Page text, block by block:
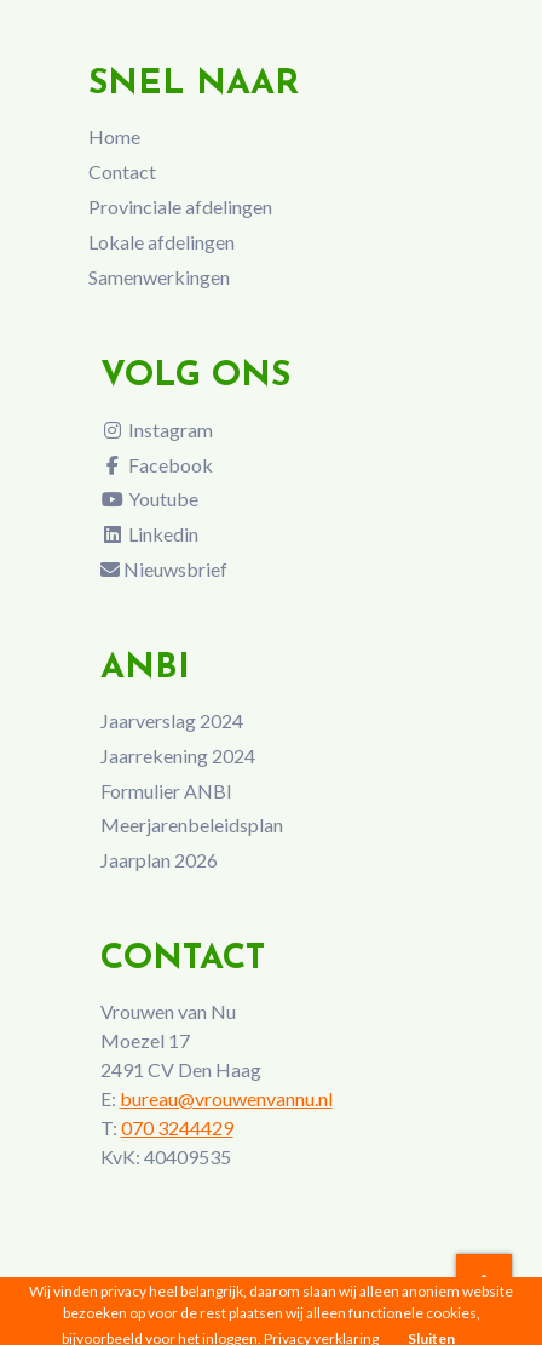
SNEL NAAR
Home
Contact
Provinciale afdelingen
Lokale afdelingen
Samenwerkingen
VOLG ONS
Instagram
Facebook
Youtube
Linkedin
Nieuwsbrief
ANBI
Jaarverslag 2024
Jaarrekening 2024
Formulier ANBI
Meerjarenbeleidsplan
Jaarplan 2026
CONTACT
Vrouwen van Nu
Moezel 17
2491 CV Den Haag
E: bureau@vrouwenvannu.nl
T: 070 3244429
KvK: 40409535
Vrouwen van Nu © 2026 |Privacyverklaring
Wij vinden privacy heel belangrijk, daarom slaan wij alleen anoniem website
bezoeken op voor de rest plaatsen wij alleen functionele cookies,
bijvoorbeeld voor het inloggen. Privacy verklaring Sluiten